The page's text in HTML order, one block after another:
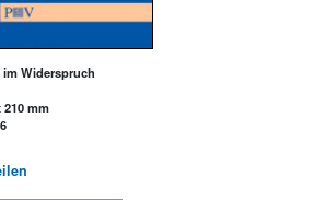
Widerspruch
210 mm